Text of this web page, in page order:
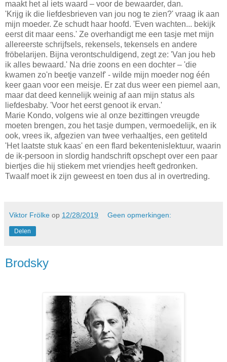
maakt het al iets waard – voor de bewaarder, dan.
'Krijg ik die liefdesbrieven van jou nog te zien?' vraag ik aan
mijn moeder. Ze schudt haar hoofd. 'Even wachten... bekijk
eerst dit maar eens.' Ze overhandigt me een tasje met mijn
allereerste schrijfsels, rekensels, tekensels en andere
fröbelarijen. Bijna verontschuldigend, zegt ze: 'Van jou heb
ik alles bewaard.' Na drie zoons en een dochter – 'die
kwamen zo'n beetje vanzelf' - wilde mijn moeder nog één
keer gaan voor een meisje. Er zat dus weer een piemel aan,
maar dat deed kennelijk weinig af aan mijn status als
liefdesbaby. 'Voor het eerst genoot ik ervan.'
Marie Kondo, volgens wie al onze bezittingen vreugde
moeten brengen, zou het tasje dumpen, vermoedelijk, en ik
ook, vrees ik, afgezien van twee verhaaltjes, een getiteld
'Het laatste stuk kaas' en een flard bekentenislektuur, waarin
de ik-persoon in slordig handschrift opschept over een paar
biertjes die hij stiekem met vriendjes heeft gedronken.
Twaalf moet ik zijn geweest en toen dus al in overtreding.
Viktor Frölke op 12/28/2019 Geen opmerkingen:
Delen
Brodsky